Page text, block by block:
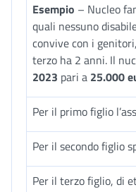
Esempio – Nucleo
quali nessuno
convive con i
terzo ha 2 anni. Il
2023 pari a 25.000
Per il primo figlio
Per il secondo figlio
Per il terzo figlio, di